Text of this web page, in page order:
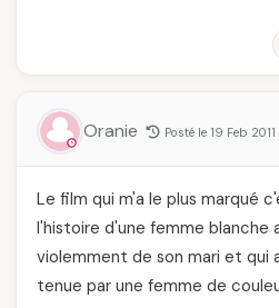
Oranie Posté le 19 Feb
Le film qui m'a le plus marqué
l'histoire d'une femme blanche
violemment de son mari et qui
tenue par une femme de